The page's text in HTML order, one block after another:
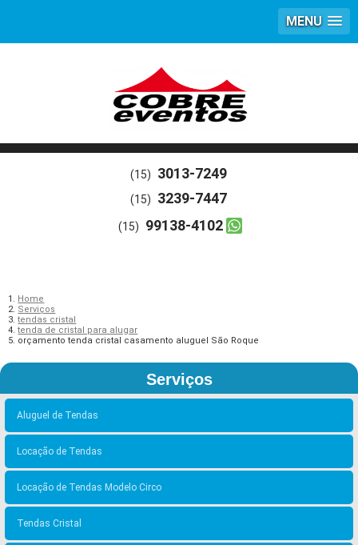
MENU
(15) 3013-7249
(15) 3239-7447
(15) 99138-4102
Home
Serviços
tendas cristal
tenda de cristal para alugar
orçamento tenda cristal casamento aluguel São Roque
Serviços
Aluguel de Tendas
Locação de Tendas
Locação de Tendas Modelo Circo
Tendas Cristal